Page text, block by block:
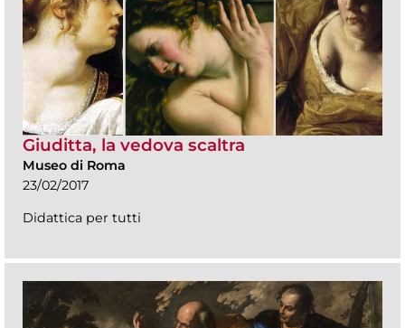
Giuditta, la vedova scaltra
Museo di Roma
23/02/2017
Didattica per tutti